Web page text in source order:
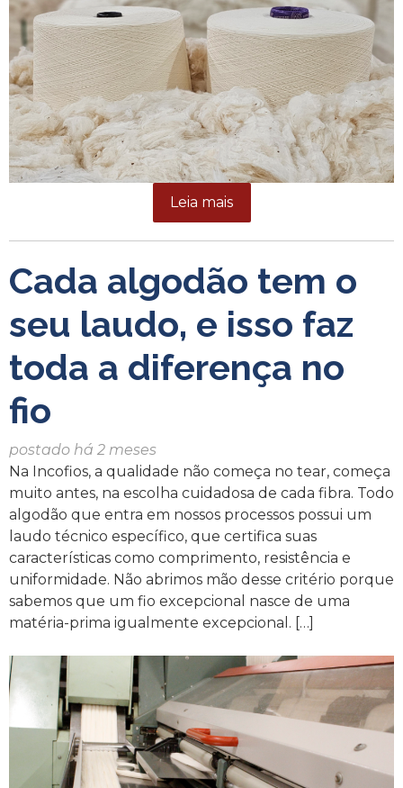
Leia mais
Cada algodão tem o
seu laudo, e isso faz
toda a diferença no
fio
postado há 2 meses
Na Incofios, a qualidade não começa no tear, começa
muito antes, na escolha cuidadosa de cada fibra. Todo
algodão que entra em nossos processos possui um
laudo técnico específico, que certifica suas
características como comprimento, resistência e
uniformidade. Não abrimos mão desse critério porque
sabemos que um fio excepcional nasce de uma
matéria-prima igualmente excepcional. […]